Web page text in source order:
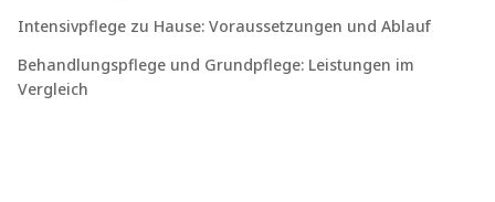
Intensivpflege zu Hause: Voraussetzungen und Ablauf
Behandlungspflege und Grundpflege: Leistungen im
Vergleich